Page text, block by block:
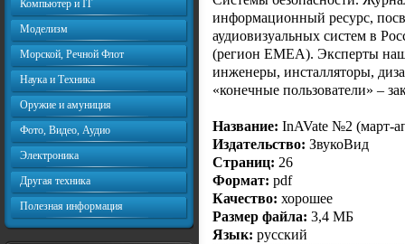
информационный ресурс,
аудиовизуальных систем в
(регион EMEA). Эксперты
инженеры, инсталляторы,
«конечные пользователи» –
Название: InAVate №2 (март-
Издательство: ЗвукоВид
Страниц: 26
Формат: pdf
Качество: хорошее
Размер файла: 3,4 МБ
Язык: русский
Компьютер и IT
Моделизм
Морской, Речной Флот
Наука и Техника
Оружие и амуниция
Фото, Видео, Аудио
Электроника
Другая техника
Полезная информация